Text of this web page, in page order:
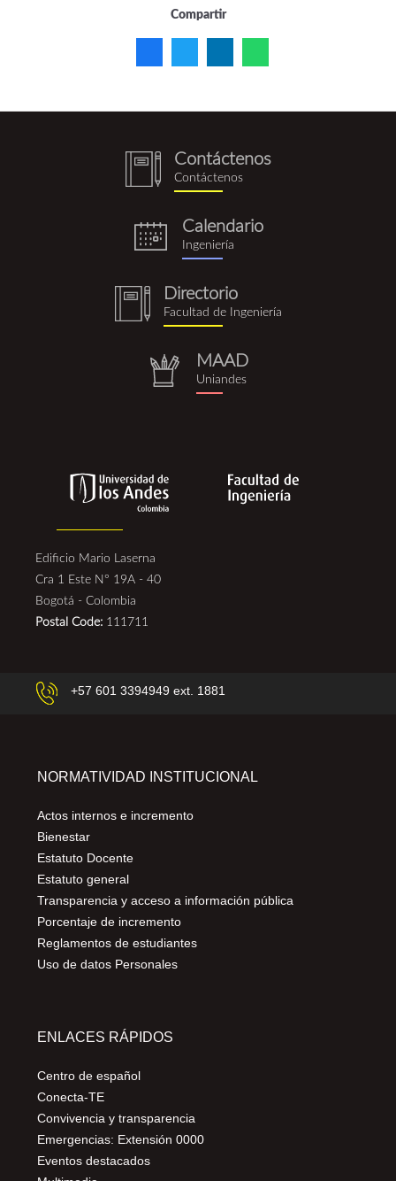
Compartir
notebook
(1).png
Contáctenos
Contáctenos
eventos.png
Calendario
Ingeniería
notebook
(1).png
Directorio
Facultad de Ingeniería
repositorio.png
MAAD
Uniandes
Edificio Mario Laserna
Cra 1 Este N° 19A - 40
Bogotá - Colombia
Postal Code: 111711
+57 601 3394949 ext. 1881
NORMATIVIDAD INSTITUCIONAL
Actos internos e incremento
Bienestar
Estatuto Docente
Estatuto general
Transparencia y acceso a información pública
Porcentaje de incremento
Reglamentos de estudiantes
Uso de datos Personales
ENLACES RÁPIDOS
Centro de español
Conecta-TE
Convivencia y transparencia
Emergencias: Extensión 0000
Eventos destacados